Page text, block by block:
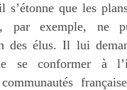
que les
par exemple, ne
des élus. Il lui
se conformer à